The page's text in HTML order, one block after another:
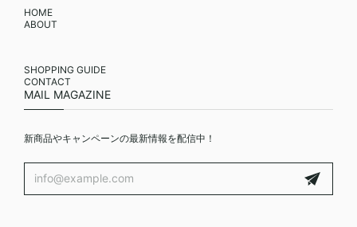
HOME
ABOUT
SHOPPING GUIDE
CONTACT
MAIL MAGAZINE
新商品やキャンペーンの最新情報を配信中！